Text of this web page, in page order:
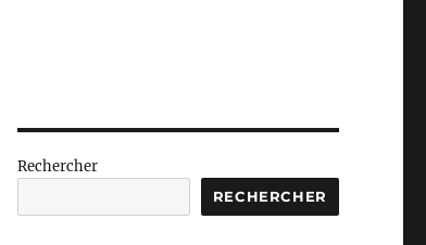
Rechercher
RECHERCHER